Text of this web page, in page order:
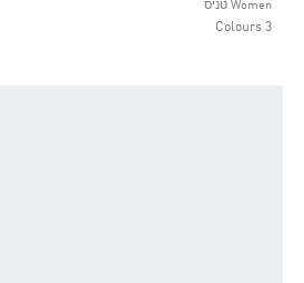
Women טניס
3 Colours